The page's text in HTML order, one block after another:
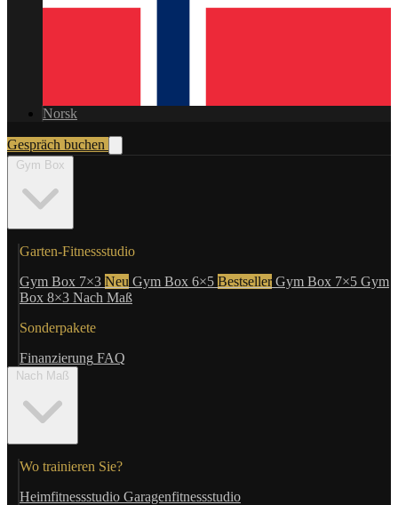
Norsk
Gespräch buchen
Gym Box
Garten-Fitnessstudio
Gym Box 7×3 Neu Gym Box 6×5 Bestseller Gym Box 7×5 Gym
Box 8×3 Nach Maß
Sonderpakete
Finanzierung FAQ
Nach Maß
Wo trainieren Sie?
Heimfitnessstudio Garagenfitnessstudio